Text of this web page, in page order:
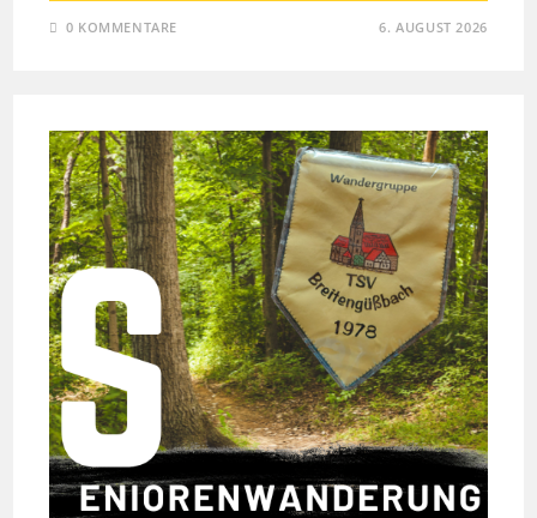
0 KOMMENTARE 6. AUGUST 2026